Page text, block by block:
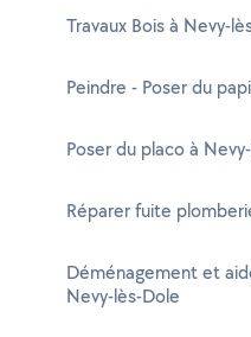
Travaux Bois à Nevy-
Peindre - Poser du
Poser du placo à
Réparer fuite
Déménagement et
Nevy-lès-Dole